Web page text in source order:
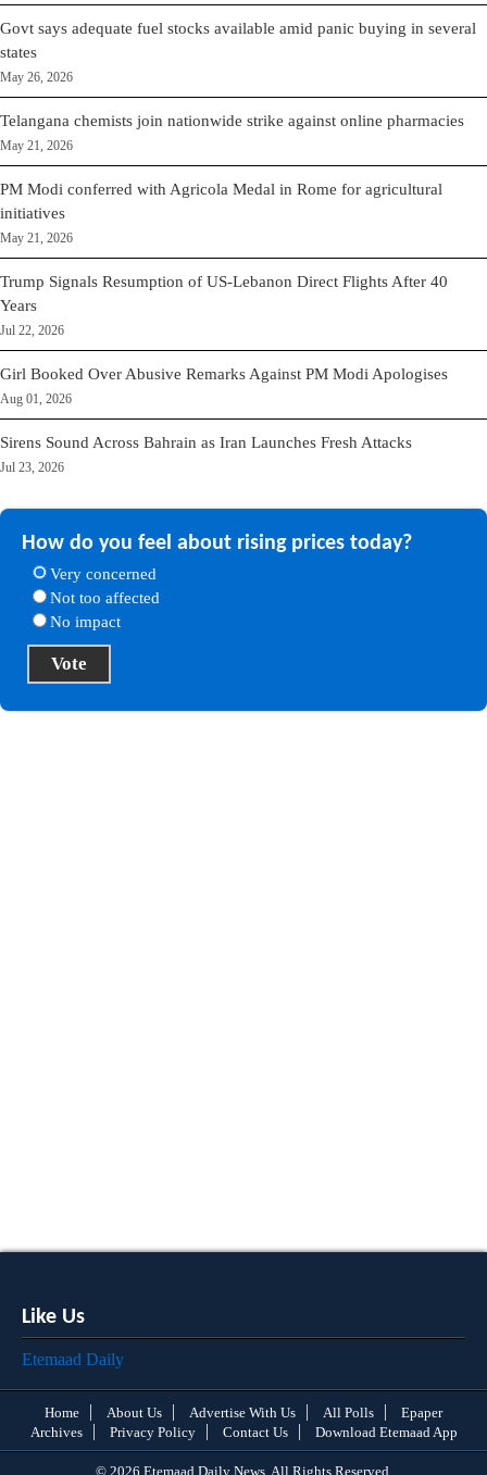
Govt says adequate fuel stocks available amid panic buying in several
states
May 26, 2026
Telangana chemists join nationwide strike against online pharmacies
May 21, 2026
PM Modi conferred with Agricola Medal in Rome for agricultural
initiatives
May 21, 2026
Trump Signals Resumption of US-Lebanon Direct Flights After 40
Years
Jul 22, 2026
Girl Booked Over Abusive Remarks Against PM Modi Apologises
Aug 01, 2026
Sirens Sound Across Bahrain as Iran Launches Fresh Attacks
Jul 23, 2026
How do you feel about rising prices today?
Very concerned
Not too affected
No impact
Like Us
Etemaad Daily
Home About Us Advertise With Us All Polls
Epaper
Archives
Privacy Policy Contact Us Download Etemaad App
© 2026 Etemaad Daily News, All Rights Reserved.